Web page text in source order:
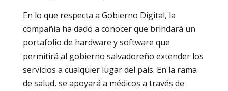
En lo que respecta a Gobierno Digital, la
compañía ha dado a conocer que brindará un
portafolio de hardware y software que
permitirá al gobierno salvadoreño extender los
servicios a cualquier lugar del país. En la rama
de salud, se apoyará a médicos a través de